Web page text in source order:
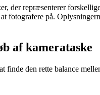
der repræsenterer
fotografere på.
af kamerataske
finde den rette balance